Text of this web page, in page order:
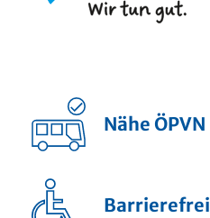
Nähe ÖPVN
Barrierefrei